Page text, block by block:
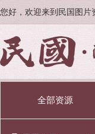
您好，欢迎来到民国图片
全部资源